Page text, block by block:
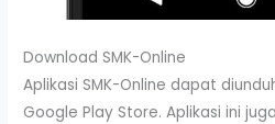
Download SMK-Online
Aplikasi SMK-Online dapat
Google Play Store. Aplikasi ini